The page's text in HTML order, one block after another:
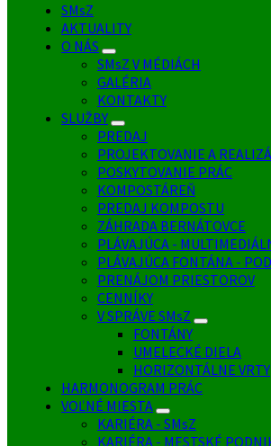
SMsZ
AKTUALITY
O NÁS
SMsZ V MÉDIÁCH
GALÉRIA
KONTAKTY
SLUŽBY
PREDAJ
PROJEKTOVANIE A
POSKYTOVANIE PRÁC
KOMPOSTÁREŇ
PREDAJ KOMPOSTU
ZÁHRADA BERNÁTOVCE
PLÁVAJÚCA -
PLÁVAJÚCA FONTÁNA -
PRENÁJOM PRIESTOROV
CENNÍKY
V SPRÁVE SMsZ
FONTÁNY
UMELECKÉ DIELA
HORIZONTÁLNE VRTY
HARMONOGRAM PRÁC
VOĽNÉ MIESTA
KARIÉRA - SMsZ
KARIÉRA - MESTSKÉ